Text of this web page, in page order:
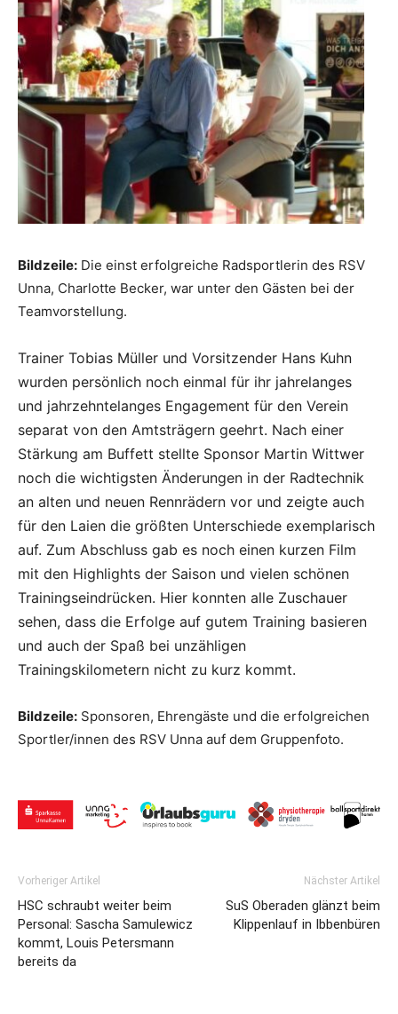
Bildzeile: Die einst erfolgreiche Radsportlerin des RSV
Unna, Charlotte Becker, war unter den Gästen bei der
Teamvorstellung.
Trainer Tobias Müller und Vorsitzender Hans Kuhn
wurden persönlich noch einmal für ihr jahrelanges
und jahrzehntelanges Engagement für den Verein
separat von den Amtsträgern geehrt. Nach einer
Stärkung am Buffett stellte Sponsor Martin Wittwer
noch die wichtigsten Änderungen in der Radtechnik
an alten und neuen Rennrädern vor und zeigte auch
für den Laien die größten Unterschiede exemplarisch
auf. Zum Abschluss gab es noch einen kurzen Film
mit den Highlights der Saison und vielen schönen
Trainingseindrücken. Hier konnten alle Zuschauer
sehen, dass die Erfolge auf gutem Training basieren
und auch der Spaß bei unzähligen
Trainingskilometern nicht zu kurz kommt.
Bildzeile: Sponsoren, Ehrengäste und die erfolgreichen
Sportler/innen des RSV Unna auf dem Gruppenfoto.
Vorheriger Artikel
HSC schraubt weiter beim
Personal: Sascha Samulewicz
kommt, Louis Petersmann
bereits da
Nächster Artikel
SuS Oberaden glänzt beim
Klippenlauf in Ibbenbüren